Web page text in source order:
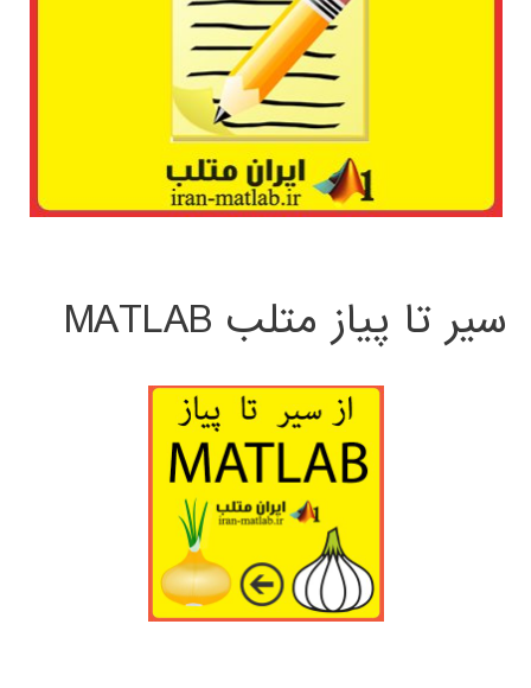
سیر تا پیاز متلب MATLAB